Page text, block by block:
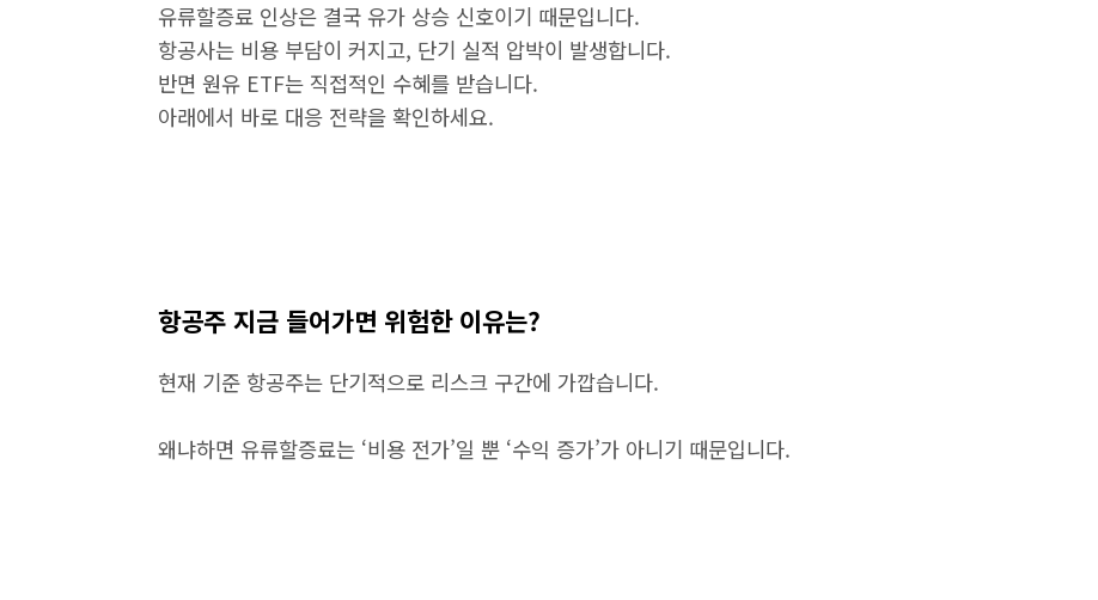
유류할증료 인상은 결국 유가 상승 신호이기 때문입니다.
항공사는 비용 부담이 커지고, 단기 실적 압박이 발생합니다.
반면 원유 ETF는 직접적인 수혜를 받습니다.
아래에서 바로 대응 전략을 확인하세요.
항공주 지금 들어가면 위험한 이유는?
현재 기준 항공주는 단기적으로 리스크 구간에 가깝습니다.
왜냐하면 유류할증료는 ‘비용 전가’일 뿐 ‘수익 증가’가 아니기 때문입니다.